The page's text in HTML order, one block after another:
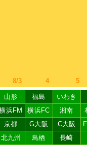
8/3 4 5
山形 福島
いわき
浜FM 横浜FC 湘南
京都 G大阪 C大阪
北九州 鳥栖 長崎